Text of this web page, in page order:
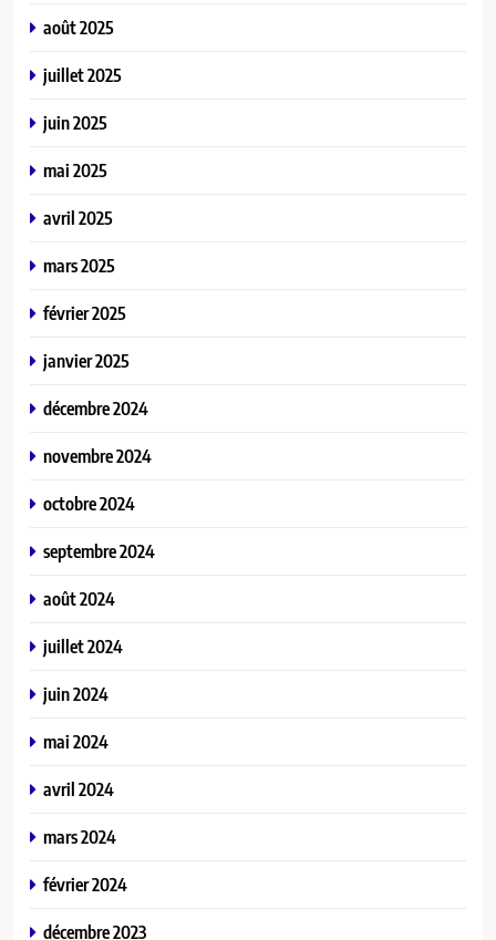
août 2025
juillet 2025
juin 2025
mai 2025
avril 2025
mars 2025
février 2025
janvier 2025
décembre 2024
novembre 2024
octobre 2024
septembre 2024
août 2024
juillet 2024
juin 2024
mai 2024
avril 2024
mars 2024
février 2024
décembre 2023